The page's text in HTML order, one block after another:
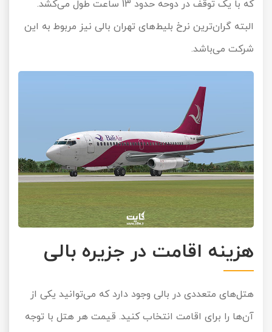
که با یک توقف در دوحه حدود 13 ساعت طول می‌کشد.
البته گران‌ترین نرخ بلیط‌های تهران بالی نیز مربوط به این
شرکت می‌باشد.
هزینه اقامت در جزیره بالی
هتل‌های متعددی در بالی وجود دارد که می‌توانید یکی از
آن‌ها را برای اقامت انتخاب کنید. قیمت هر هتل با توجه